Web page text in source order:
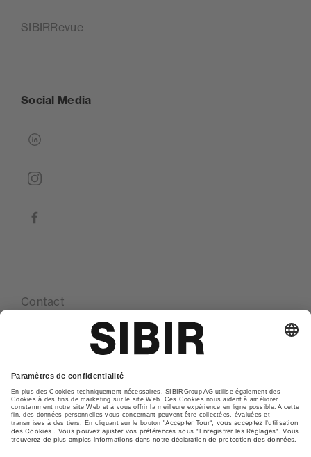
SIBIRRevue
Social Media
linkedin
instagram
facebook
Contact
Glossaire
Declaration de protection de la vie privée